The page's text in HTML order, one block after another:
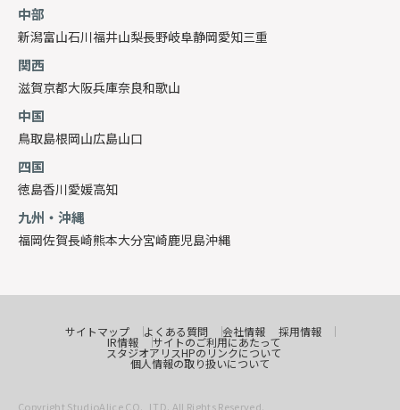
中部
新潟富山石川福井山梨長野岐阜静岡愛知三重
関西
滋賀京都大阪兵庫奈良和歌山
中国
鳥取島根岡山広島山口
四国
徳島香川愛媛高知
九州・沖縄
福岡佐賀長崎熊本大分宮崎鹿児島沖縄
サイトマップ よくある質問 会社情報 採用情報
IR情報 サイトのご利用にあたって
スタジオアリスHPのリンクについて
個人情報の取り扱いについて
Copyright StudioAlice CO., LTD. All Rights Reserved.